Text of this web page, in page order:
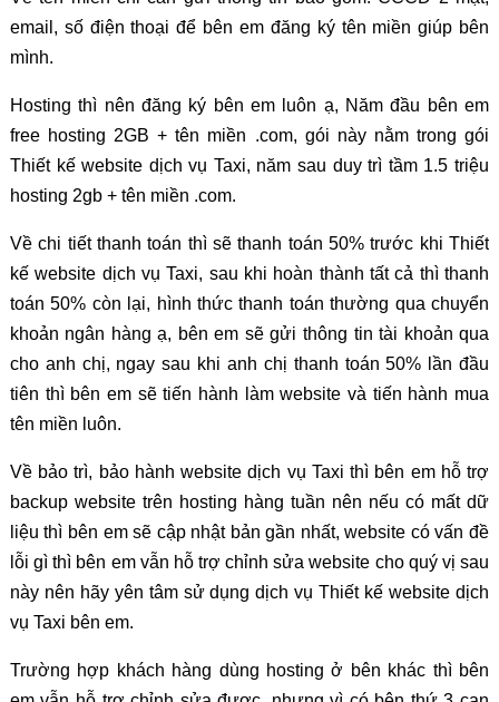
email, số điện thoại để bên em đăng ký tên miền giúp bên
mình.
Hosting thì nên đăng ký bên em luôn ạ, Năm đầu bên em
free hosting 2GB + tên miền .com, gói này nằm trong gói
Thiết kế website dịch vụ Taxi, năm sau duy trì tầm 1.5 triệu
hosting 2gb + tên miền .com.
Về chi tiết thanh toán thì sẽ thanh toán 50% trước khi Thiết
kế website dịch vụ Taxi, sau khi hoàn thành tất cả thì thanh
toán 50% còn lại, hình thức thanh toán thường qua chuyển
khoản ngân hàng ạ, bên em sẽ gửi thông tin tài khoản qua
cho anh chị, ngay sau khi anh chị thanh toán 50% lần đầu
tiên thì bên em sẽ tiến hành làm website và tiến hành mua
tên miền luôn.
Về bảo trì, bảo hành website dịch vụ Taxi thì bên em hỗ trợ
backup website trên hosting hàng tuần nên nếu có mất dữ
liệu thì bên em sẽ cập nhật bản gần nhất, website có vấn đề
lỗi gì thì bên em vẫn hỗ trợ chỉnh sửa website cho quý vị sau
này nên hãy yên tâm sử dụng dịch vụ Thiết kế website dịch
vụ Taxi bên em.
Trường hợp khách hàng dùng hosting ở bên khác thì bên